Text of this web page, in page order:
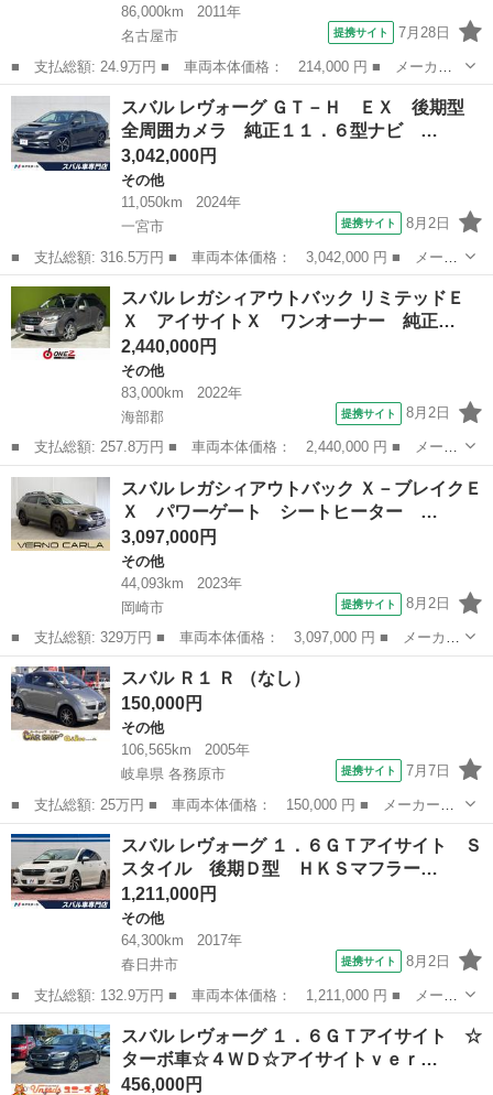
86,000km
2011年
名古屋市
提携サイト 7月28日
■ 支払総額: 24.9万円 ■ 車両本体価格： 214,000 円 ■ メーカー
名： スバル ■ 車種名： ルクラ ■ グレード名： Ｌスペシャ
ル １年・走行距離無制限保証付き キーレスエントリー パワーウ
インドウ ＣＤ...
愛知 名古屋市
スバル レヴォーグ ＧＴ－Ｈ ＥＸ 後期型
全周囲カメラ 純正１１．６型ナビ …
3,042,000円
その他
11,050km
2024年
一宮市
提携サイト 8月2日
■ 支払総額: 316.5万円 ■ 車両本体価格： 3,042,000 円 ■ メーカ
ー名： スバル ■ 車種名： レヴォーグ ■ グレード名： ＧＴ－
Ｈ ＥＸ 後期型 全周囲カメラ 純正１１．６型ナビ ドライブレ
コーダー...
愛知 一宮市
スバル レガシィアウトバック リミテッドＥ
Ｘ アイサイトＸ ワンオーナー 純正…
2,440,000円
その他
83,000km
2022年
海部郡
提携サイト 8月2日
■ 支払総額: 257.8万円 ■ 車両本体価格： 2,440,000 円 ■ メーカ
ー名： スバル ■ 車種名： レガシィアウトバック ■ グレード
名： リミテッドＥＸ アイサイトＸ ワンオーナー 純正ナビＴ
Ｖ Ｆ／Ｓ／...
愛知 海部郡
スバル レガシィアウトバック Ｘ－ブレイクＥ
Ｘ パワーゲート シートヒーター …
3,097,000円
その他
44,093km
2023年
岡崎市
提携サイト 8月2日
■ 支払総額: 329万円 ■ 車両本体価格： 3,097,000 円 ■ メーカー
名： スバル ■ 車種名： レガシィアウトバック ■ グレード
名： Ｘ－ブレイクＥＸ パワーゲート シートヒーター アイサイ
ト 障害物セン...
愛知 岡崎市
スバル Ｒ１ Ｒ （なし）
150,000円
その他
106,565km
2005年
岐阜県 各務原市
提携サイト 7月7日
■ 支払総額: 25万円 ■ 車両本体価格： 150,000 円 ■ メーカー
名： スバル ■ 車種名： Ｒ１ ■ グレード名： Ｒ ■ 排気
量： 660cc ■ ドア枚数： 3D ■ ミッション： CVT ■ 店舗PR
文...
岐阜 各務原市
スバル レヴォーグ １．６ＧＴアイサイト Ｓ
スタイル 後期Ｄ型 ＨＫＳマフラー…
1,211,000円
その他
64,300km
2017年
春日井市
提携サイト 8月2日
■ 支払総額: 132.9万円 ■ 車両本体価格： 1,211,000 円 ■ メーカ
ー名： スバル ■ 車種名： レヴォーグ ■ グレード名： １．６
ＧＴアイサイト Ｓスタイル 後期Ｄ型 ＨＫＳマフラー ＳＴＩエ
アロ Ｂ...
愛知 春日井市
スバル レヴォーグ １．６ＧＴアイサイト ☆
ターボ車☆４ＷＤ☆アイサイトｖｅｒ…
456,000円